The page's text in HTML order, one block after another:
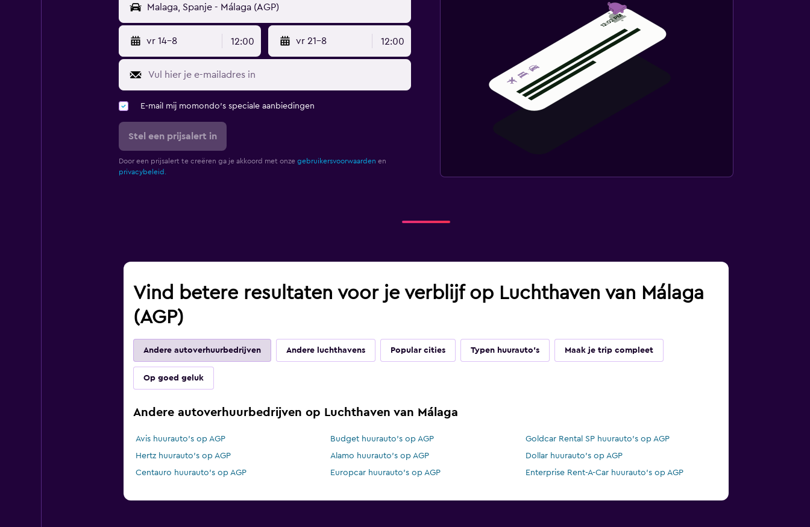
vr 14-8 12:00 vr 21-8 12:00
E-mail mij momondo's speciale aanbiedingen
Stel een prijsalert in
Door een prijsalert te creëren ga je akkoord met onze gebruikersvoorwaarden en
privacybeleid.
Vind betere resultaten voor je verblijf op Luchthaven van Málaga
(AGP)
Andere autoverhuurbedrijven Andere luchthavens Popular cities Typen huurauto's Maak je trip compleet
Op goed geluk
Andere autoverhuurbedrijven op Luchthaven van Málaga
Avis huurauto's op AGP Budget huurauto's op AGP
Goldcar Rental SP huurauto's op AGP
Hertz huurauto's op AGP
Alamo huurauto's op AGP
Dollar huurauto's op AGP
Centauro huurauto's op AGP
Europcar huurauto's op AGP Enterprise Rent-A-Car huurauto's op AGP